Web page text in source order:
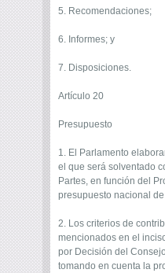
5. Recomendaciones;
6. Informes; y
7. Disposiciones.
Artículo 20
Presupuesto
1. El Parlamento
el que será solventado
Partes, en función del
presupuesto nacional
2. Los criterios de
mencionados en el
por Decisión del
tomando en cuenta la